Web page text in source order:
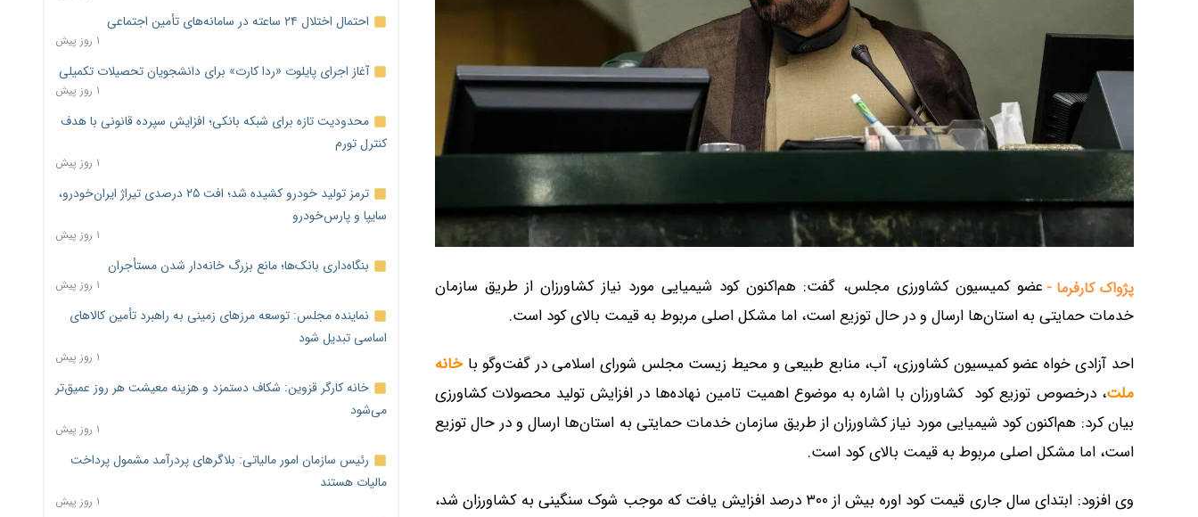
پژواک کارفرما - عضو کمیسیون کشاورزی مجلس، گفت: هم‌اکنون کود شیمیایی مورد نیاز کشاورزان از طریق سازمان
خدمات حمایتی به استان‌ها ارسال و در حال توزیع است، اما مشکل اصلی مربوط به قیمت بالای کود است.
احد آزادی خواه عضو کمیسیون کشاورزی، آب، منابع طبیعی و محیط زیست مجلس شورای اسلامی در گفت‌وگو باخانه
ملت، درخصوص توزیع کود کشاورزان با اشاره به موضوع اهمیت تامین نهاده‌ها در افزایش تولید محصولات کشاورزی
بیان کرد: هم‌اکنون کود شیمیایی مورد نیاز کشاورزان از طریق سازمان خدمات حمایتی به استان‌ها ارسال و در حال توزیع
است، اما مشکل اصلی مربوط به قیمت بالای کود است.
وی افزود: ابتدای سال جاری قیمت کود اوره بیش از ۳۰۰ درصد افزایش یافت که موجب شوک سنگینی به کشاورزان شد،
احتمال اختلال ۲۴ ساعته در سامانه‌های تأمین اجتماعی
۱ روز پیش
آغاز اجرای پایلوت «ردا کارت» برای دانشجویان تحصیلات تکمیلی
۱ روز پیش
محدودیت تازه برای شبکه بانکی؛ افزایش سپرده قانونی با هدف
کنترل تورم
۱ روز پیش
ترمز تولید خودرو کشیده شد؛ افت ۲۵ درصدی تیراژ ایران‌خودرو،
سایپا و پارس‌خودرو
۱ روز پیش
بنگاه‌داری بانک‌ها؛ مانع بزرگ خانه‌دار شدن مستأجران
۱ روز پیش
نماینده مجلس: توسعه مرزهای زمینی به راهبرد تأمین کالاهای
اساسی تبدیل شود
۱ روز پیش
خانه کارگر قزوین: شکاف دستمزد و هزینه معیشت هر روز عمیق‌تر
می‌شود
۱ روز پیش
رئیس سازمان امور مالیاتی: بلاگرهای پردرآمد مشمول پرداخت
مالیات هستند
۱ روز پیش